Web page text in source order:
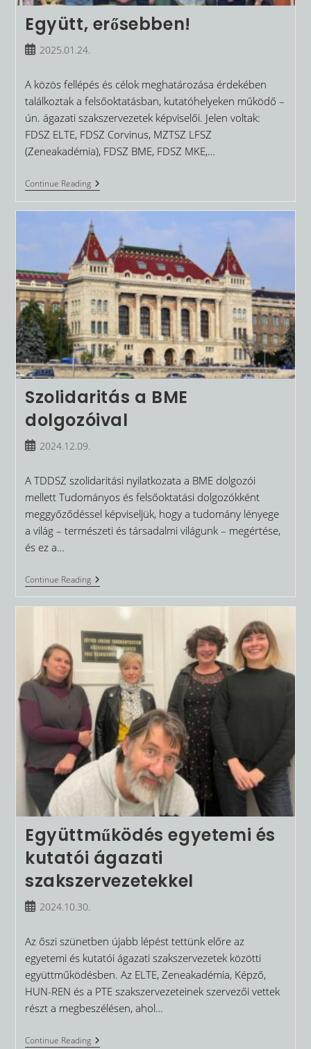
Együtt, erősebben!
Post2025.01.24.
A közös fellépés és célok meghatározása érdekében
találkoztak a felsőoktatásban, kutatóhelyeken működő –
ún. ágazati szakszervezetek képviselői. Jelen voltak:
FDSZ ELTE, FDSZ Corvinus, MZTSZ LFSZ
(Zeneakadémia), FDSZ BME, FDSZ MKE,…
Continue ReadingEgyütt,
Erősebben!
Szolidaritás a BME
dolgozóival
Post2024.12.09.
A TDDSZ szolidaritási nyilatkozata a BME dolgozói
mellett Tudományos és felsőoktatási dolgozókként
meggyőződéssel képviseljük, hogy a tudomány lényege
a világ – természeti és társadalmi világunk – megértése,
és ez a…
Continue ReadingSzolidaritás
A
BME
Együttműködés egyetemi és
kutatói ágazati
szakszervezetekkel
Post2024.10.30.
Az őszi szünetben újabb lépést tettünk előre az
egyetemi és kutatói ágazati szakszervezetek közötti
együttműködésben. Az ELTE, Zeneakadémia, Képző,
HUN-REN és a PTE szakszervezeteinek szervezői vettek
részt a megbeszélésen, ahol…
Continue ReadingEgyüttműködés